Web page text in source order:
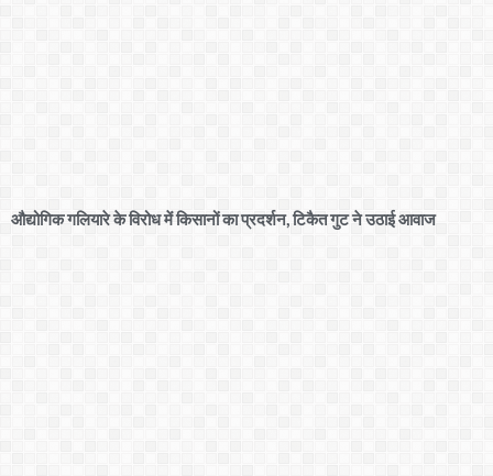
औद्योगिक गलियारे के विरोध में किसानों का प्रदर्शन, टिकैत गुट ने उठाई आवाज